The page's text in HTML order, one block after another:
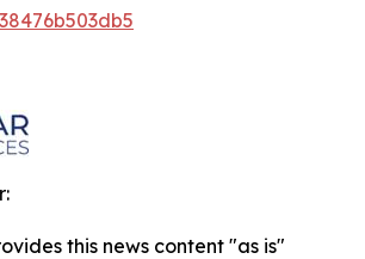
this news content "as is"